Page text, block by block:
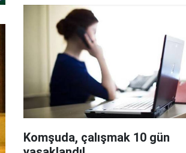
Komşuda, çalışmak 10 gün